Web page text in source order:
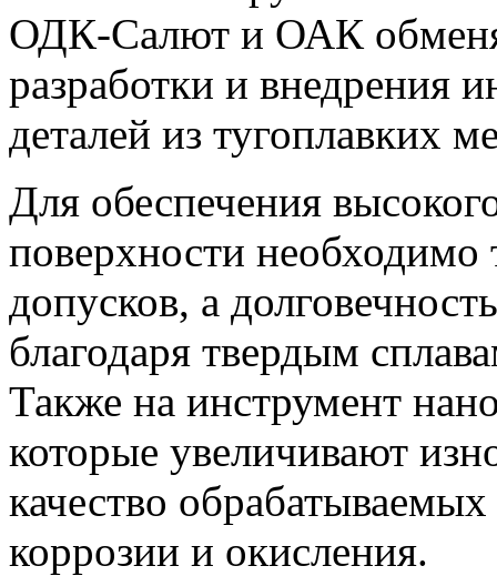
ОДК-Салют и ОАК
разработки и внедрения
деталей из тугоплавких
Для обеспечения
поверхности
допусков, а
благодаря твердым
Также на инструмент
которые увеличивают
качество
коррозии и окисления.